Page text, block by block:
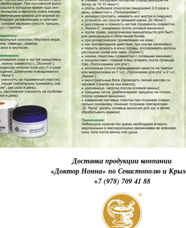
Доставка продукции компании
«Доктор Нонна» по Севастополю и
+7 (978) 709 41 88